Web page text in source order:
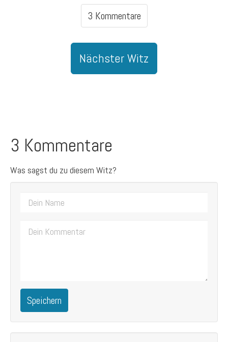
3 Kommentare
Nächster Witz
3 Kommentare
Was sagst du zu diesem Witz?
Speichern